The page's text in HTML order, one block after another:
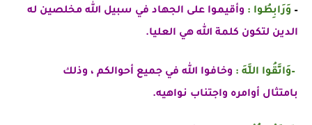
– وَرَابِطُوا : وأقيموا على الجهاد في سبيل الله مخلصين له
الدين لتكون كلمة الله هي العليا.
–وَاتَّقُوا اللَّهَ : وخافوا الله في جميع أحوالكم ، وذلك
بامتثال أوامره واجتناب نواهيه.